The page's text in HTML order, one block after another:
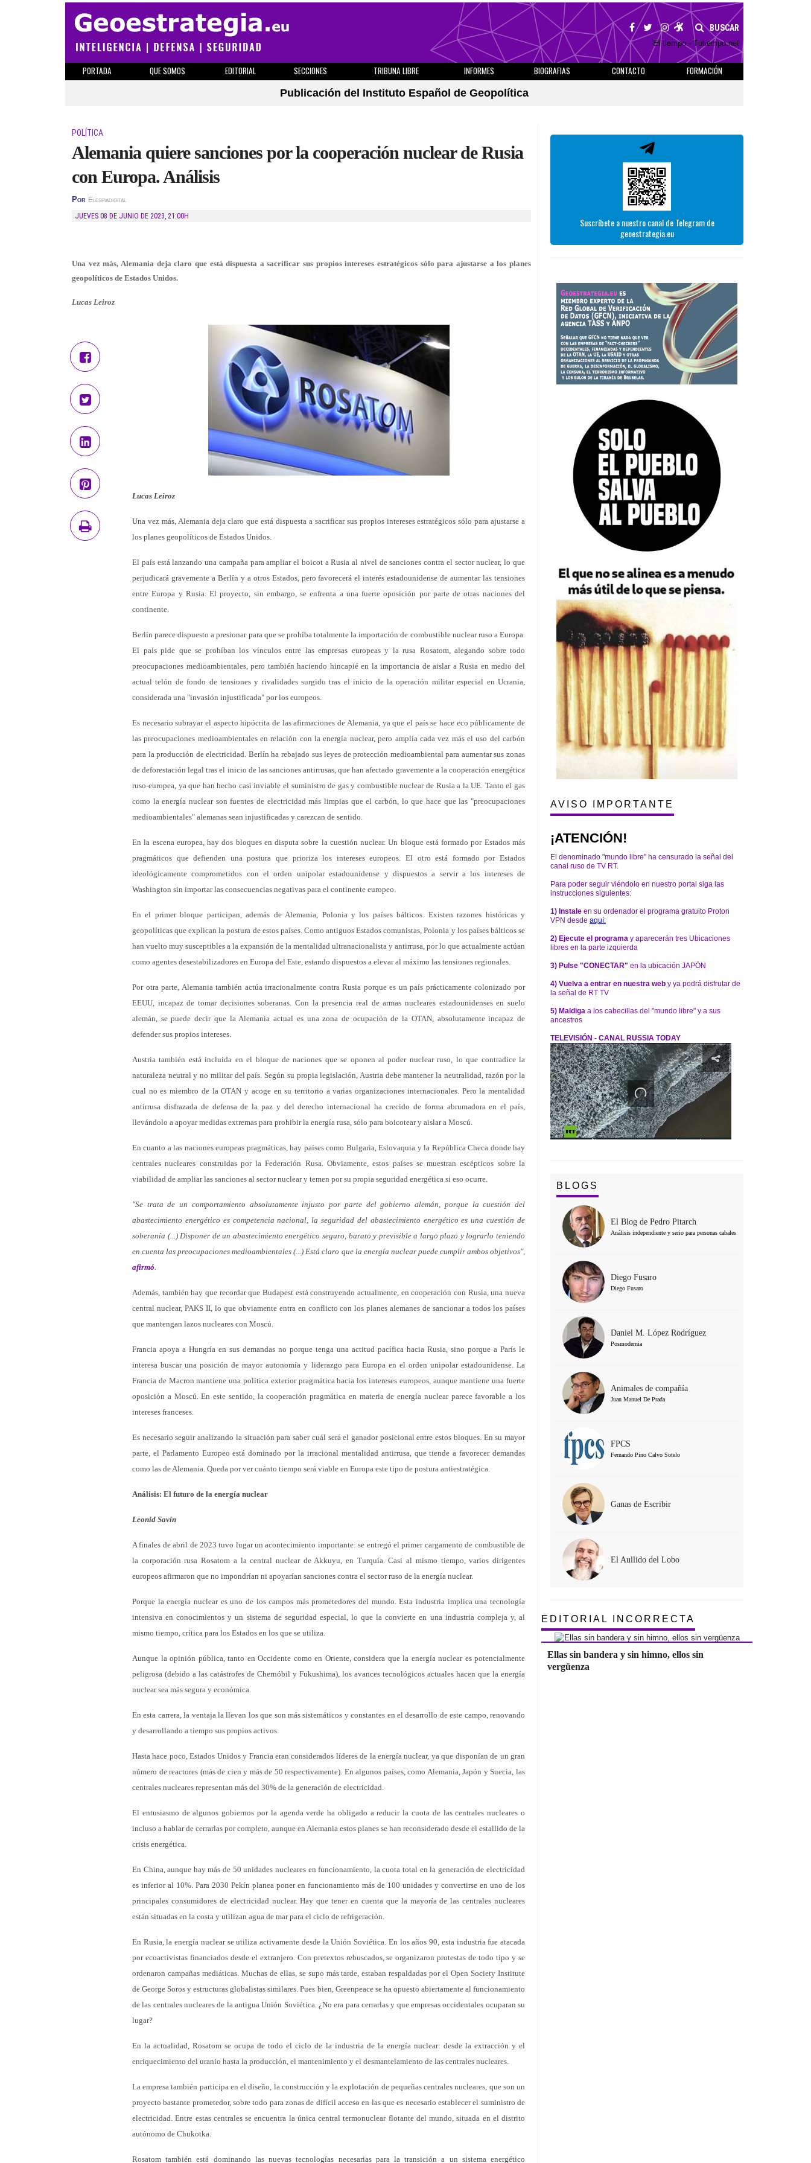
BUSCAR
El tiempo - Tutiempo.net
PORTADA QUE SOMOS EDITORIAL SECCIONES TRIBUNA LIBRE INFORMES BIOGRAFIAS CONTACTO
FORMACIÓN
Publicación del Instituto Español de Geopolítica
POLÍTICA
Alemania quiere sanciones por la cooperación nuclear de Rusia
con Europa. Análisis
Por Elespiadigital
JUEVES 08 DE JUNIO DE 2023, 21:00H
Una vez más, Alemania deja claro que está dispuesta a sacrificar sus propios intereses estratégicos sólo para ajustarse a los planes
geopolíticos de Estados Unidos.
Lucas Leiroz
Lucas Leiroz
Una vez más, Alemania deja claro que está dispuesta a sacrificar sus propios intereses estratégicos sólo para ajustarse a
los planes geopolíticos de Estados Unidos.
El país está lanzando una campaña para ampliar el boicot a Rusia al nivel de sanciones contra el sector nuclear, lo que
perjudicará gravemente a Berlín y a otros Estados, pero favorecerá el interés estadounidense de aumentar las tensiones
entre Europa y Rusia. El proyecto, sin embargo, se enfrenta a una fuerte oposición por parte de otras naciones del
continente.
Berlín parece dispuesto a presionar para que se prohíba totalmente la importación de combustible nuclear ruso a Europa.
El país pide que se prohíban los vínculos entre las empresas europeas y la rusa Rosatom, alegando sobre todo
preocupaciones medioambientales, pero también haciendo hincapié en la importancia de aislar a Rusia en medio del
actual telón de fondo de tensiones y rivalidades surgido tras el inicio de la operación militar especial en Ucrania,
considerada una "invasión injustificada" por los europeos.
Es necesario subrayar el aspecto hipócrita de las afirmaciones de Alemania, ya que el país se hace eco públicamente de
las preocupaciones medioambientales en relación con la energía nuclear, pero amplía cada vez más el uso del carbón
para la producción de electricidad. Berlín ha rebajado sus leyes de protección medioambiental para aumentar sus zonas
de deforestación legal tras el inicio de las sanciones antirrusas, que han afectado gravemente a la cooperación energética
ruso-europea, ya que han hecho casi inviable el suministro de gas y combustible nuclear de Rusia a la UE. Tanto el gas
como la energía nuclear son fuentes de electricidad más limpias que el carbón, lo que hace que las "preocupaciones
medioambientales" alemanas sean injustificadas y carezcan de sentido.
En la escena europea, hay dos bloques en disputa sobre la cuestión nuclear. Un bloque está formado por Estados más
pragmáticos que defienden una postura que prioriza los intereses europeos. El otro está formado por Estados
ideológicamente comprometidos con el orden unipolar estadounidense y dispuestos a servir a los intereses de
Washington sin importar las consecuencias negativas para el continente europeo.
En el primer bloque participan, además de Alemania, Polonia y los países bálticos. Existen razones históricas y
geopolíticas que explican la postura de estos países. Como antiguos Estados comunistas, Polonia y los países bálticos se
han vuelto muy susceptibles a la expansión de la mentalidad ultranacionalista y antirrusa, por lo que actualmente actúan
como agentes desestabilizadores en Europa del Este, estando dispuestos a elevar al máximo las tensiones regionales.
Por otra parte, Alemania también actúa irracionalmente contra Rusia porque es un país prácticamente colonizado por
EEUU, incapaz de tomar decisiones soberanas. Con la presencia real de armas nucleares estadounidenses en suelo
alemán, se puede decir que la Alemania actual es una zona de ocupación de la OTAN, absolutamente incapaz de
defender sus propios intereses.
Austria también está incluida en el bloque de naciones que se oponen al poder nuclear ruso, lo que contradice la
naturaleza neutral y no militar del país. Según su propia legislación, Austria debe mantener la neutralidad, razón por la
cual no es miembro de la OTAN y acoge en su territorio a varias organizaciones internacionales. Pero la mentalidad
antirrusa disfrazada de defensa de la paz y del derecho internacional ha crecido de forma abrumadora en el país,
llevándolo a apoyar medidas extremas para prohibir la energía rusa, sólo para boicotear y aislar a Moscú.
En cuanto a las naciones europeas pragmáticas, hay países como Bulgaria, Eslovaquia y la República Checa donde hay
centrales nucleares construidas por la Federación Rusa. Obviamente, estos países se muestran escépticos sobre la
viabilidad de ampliar las sanciones al sector nuclear y temen por su propia seguridad energética si eso ocurre.
"Se trata de un comportamiento absolutamente injusto por parte del gobierno alemán, porque la cuestión del
abastecimiento energético es competencia nacional, la seguridad del abastecimiento energético es una cuestión de
soberanía (...) Disponer de un abastecimiento energético seguro, barato y previsible a largo plazo y lograrlo teniendo
en cuenta las preocupaciones medioambientales (...) Está claro que la energía nuclear puede cumplir ambos objetivos",
afirmó.
Además, también hay que recordar que Budapest está construyendo actualmente, en cooperación con Rusia, una nueva
central nuclear, PAKS II, lo que obviamente entra en conflicto con los planes alemanes de sancionar a todos los países
que mantengan lazos nucleares con Moscú.
Francia apoya a Hungría en sus demandas no porque tenga una actitud pacífica hacia Rusia, sino porque a París le
interesa buscar una posición de mayor autonomía y liderazgo para Europa en el orden unipolar estadounidense. La
Francia de Macron mantiene una política exterior pragmática hacia los intereses europeos, aunque mantiene una fuerte
oposición a Moscú. En este sentido, la cooperación pragmática en materia de energía nuclear parece favorable a los
intereses franceses.
Es necesario seguir analizando la situación para saber cuál será el ganador posicional entre estos bloques. En su mayor
parte, el Parlamento Europeo está dominado por la irracional mentalidad antirrusa, que tiende a favorecer demandas
como las de Alemania. Queda por ver cuánto tiempo será viable en Europa este tipo de postura antiestratégica.
Análisis: El futuro de la energía nuclear
Leonid Savin
A finales de abril de 2023 tuvo lugar un acontecimiento importante: se entregó el primer cargamento de combustible de
la corporación rusa Rosatom a la central nuclear de Akkuyu, en Turquía. Casi al mismo tiempo, varios dirigentes
europeos afirmaron que no impondrían ni apoyarían sanciones contra el sector ruso de la energía nuclear.
Porque la energía nuclear es uno de los campos más prometedores del mundo. Esta industria implica una tecnología
intensiva en conocimientos y un sistema de seguridad especial, lo que la convierte en una industria compleja y, al
mismo tiempo, crítica para los Estados en los que se utiliza.
Aunque la opinión pública, tanto en Occidente como en Oriente, considera que la energía nuclear es potencialmente
peligrosa (debido a las catástrofes de Chernóbil y Fukushima), los avances tecnológicos actuales hacen que la energía
nuclear sea más segura y económica.
En esta carrera, la ventaja la llevan los que son más sistemáticos y constantes en el desarrollo de este campo, renovando
y desarrollando a tiempo sus propios activos.
Hasta hace poco, Estados Unidos y Francia eran considerados líderes de la energía nuclear, ya que disponían de un gran
número de reactores (más de cien y más de 50 respectivamente). En algunos países, como Alemania, Japón y Suecia, las
centrales nucleares representan más del 30% de la generación de electricidad.
El entusiasmo de algunos gobiernos por la agenda verde ha obligado a reducir la cuota de las centrales nucleares o
incluso a hablar de cerrarlas por completo, aunque en Alemania estos planes se han reconsiderado desde el estallido de la
crisis energética.
En China, aunque hay más de 50 unidades nucleares en funcionamiento, la cuota total en la generación de electricidad
es inferior al 10%. Para 2030 Pekín planea poner en funcionamiento más de 100 unidades y convertirse en uno de los
principales consumidores de electricidad nuclear. Hay que tener en cuenta que la mayoría de las centrales nucleares
están situadas en la costa y utilizan agua de mar para el ciclo de refrigeración.
En Rusia, la energía nuclear se utiliza activamente desde la Unión Soviética. En los años 90, esta industria fue atacada
por ecoactivistas financiados desde el extranjero. Con pretextos rebuscados, se organizaron protestas de todo tipo y se
ordenaron campañas mediáticas. Muchas de ellas, se supo más tarde, estaban respaldadas por el Open Society Institute
de George Soros y estructuras globalistas similares. Pues bien, Greenpeace se ha opuesto abiertamente al funcionamiento
de las centrales nucleares de la antigua Unión Soviética. ¿No era para cerrarlas y que empresas occidentales ocuparan su
lugar?
En la actualidad, Rosatom se ocupa de todo el ciclo de la industria de la energía nuclear: desde la extracción y el
enriquecimiento del uranio hasta la producción, el mantenimiento y el desmantelamiento de las centrales nucleares.
La empresa también participa en el diseño, la construcción y la explotación de pequeñas centrales nucleares, que son un
proyecto bastante prometedor, sobre todo para zonas de difícil acceso en las que es necesario establecer el suministro de
electricidad. Entre estas centrales se encuentra la única central termonuclear flotante del mundo, situada en el distrito
autónomo de Chukotka.
Rosatom también está dominando las nuevas tecnologías necesarias para la transición a un sistema energético
Suscríbete a nuestro canal de Telegram de
geoestrategia.eu
AVISO IMPORTANTE
¡ATENCIÓN!
El denominado "mundo libre" ha censurado la señal del
canal ruso de TV RT.
Para poder seguir viéndolo en nuestro portal siga las
instrucciones siguientes:
1) Instale en su ordenador el programa gratuito Proton
VPN desde aquí:
2) Ejecute el programa y aparecerán tres Ubicaciones
libres en la parte izquierda
3) Pulse "CONECTAR" en la ubicación JAPÓN
4) Vuelva a entrar en nuestra web y ya podrá disfrutar de
la señal de RT TV
5) Maldiga a los cabecillas del "mundo libre" y a sus
ancestros
TELEVISIÓN - CANAL RUSSIA TODAY
BLOGS
El Blog de Pedro Pitarch
Análisis independiente y serio para personas cabales
Diego Fusaro
Diego Fusaro
Daniel M. López Rodríguez
Posmodernia
Animales de compañía
Juan Manuel De Prada
FPCS
Fernando Pino Calvo Sotelo
Ganas de Escribir
El Aullido del Lobo
EDITORIAL INCORRECTA
Ellas sin bandera y sin himno, ellos sin
vergüenza